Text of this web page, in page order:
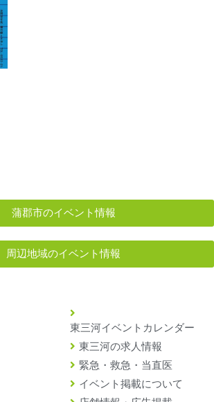
蒲郡市のイベント情報
周辺地域のイベント情報
東三河イベントカレンダー
東三河の求人情報
緊急・救急・当直医
イベント掲載について